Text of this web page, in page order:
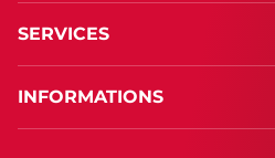
SERVICES
INFORMATIONS